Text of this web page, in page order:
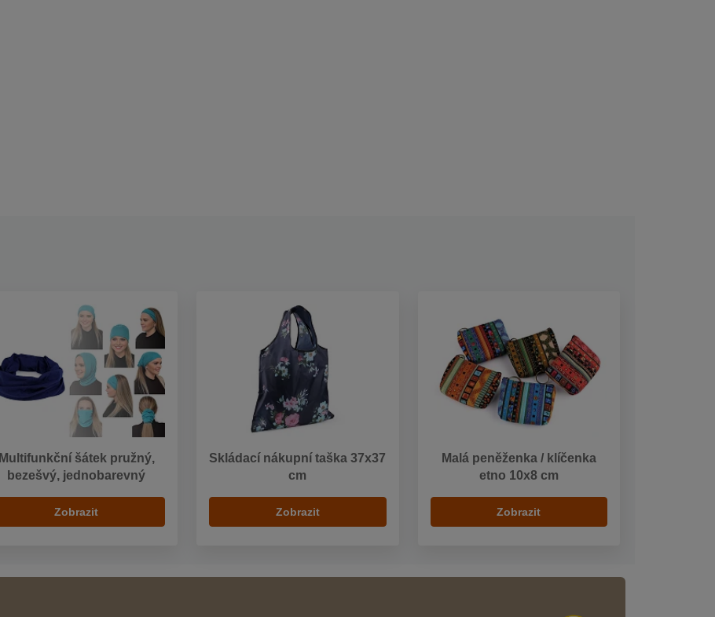
Multifunkční šátek pružný,
bezešvý, jednobarevný
Zobrazit
Skládací nákupní taška 37x37
cm
Zobrazit
Malá peněženka / klíčenka
etno 10x8 cm
Zobrazit